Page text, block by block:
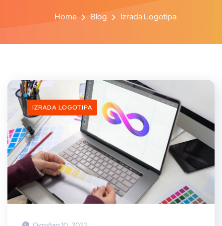
Home Blog Izrada Logotipa
IZRADA LOGOTIPA